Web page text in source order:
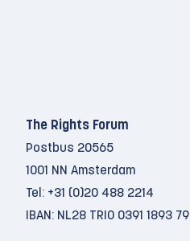
The Rights Forum
Postbus 20565
1001 NN Amsterdam
Tel: +31 (0)20 488 2214
IBAN: NL28 TRIO 0391 1893 79